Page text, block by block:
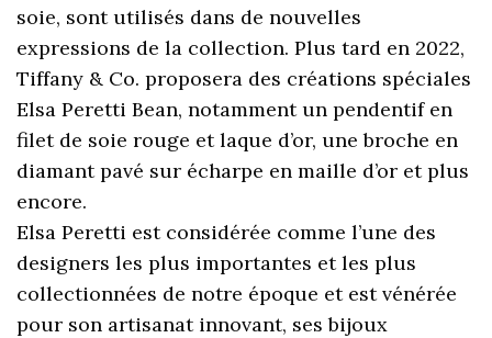
soie, sont utilisés dans de nouvelles
expressions de la collection. Plus tard en 2022,
Tiffany & Co. proposera des créations spéciales
Elsa Peretti Bean, notamment un pendentif en
filet de soie rouge et laque d’or, une broche en
diamant pavé sur écharpe en maille d’or et plus
encore.
Elsa Peretti est considérée comme l’une des
designers les plus importantes et les plus
collectionnées de notre époque et est vénérée
pour son artisanat innovant, ses bijoux